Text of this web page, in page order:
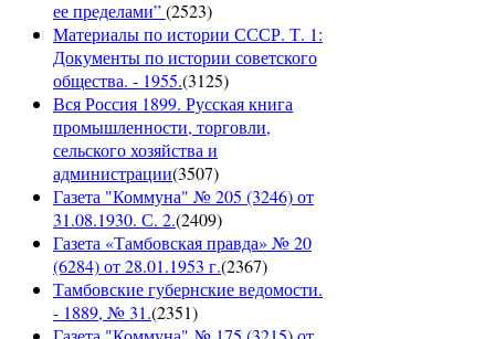
ее пределами”(2523)
Материалы по истории СССР. Т. 1:
Документы по истории советского
общества. - 1955.(3125)
Вся Россия 1899. Русская книга
промышленности, торговли,
сельского хозяйства и
администрации(3507)
Газета "Коммуна" № 205 (3246) от
31.08.1930. С. 2.(2409)
Газета «Тамбовская правда» № 20
(6284) от 28.01.1953 г.(2367)
Тамбовские губернские ведомости.
- 1889, № 31.(2351)